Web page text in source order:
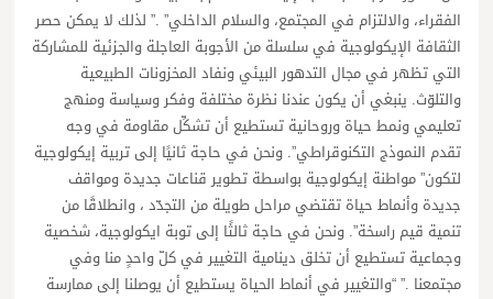
الفقراء، والالتزام في المجتمع، والسلام الداخلي” .” لذلك لا يمكن حصر
الثقافة الإيكولوجية في سلسلة من الأجوبة العاجلة والجزئية للمشاركة
التي تظهر في مجال التدهور البيئي ونفاد المخزونات الطبيعية
والتلوّث. ينبغي أن يكون عندنا نظرة مختلفة وفكر وسياسة ومنهج
تعليمي ونمط حياة وروحانية تستطيع أن تشكِّل مقاومة في وجه
تقدم النموذج التكنوقراطي”. ونحن في حاجة ثانيًا إلى تربية إيكولوجية
لتكون” مواطنة إيكولوجية بواسطة تطوير قناعات جديدة ومواقف
جديدة وأنماط حياة تقتضي مراحل طويلة من التجدّد ، وانطلاقًا من
تنمية قيم راسخة”. ونحن في حاجة ثالثًا إلى توبة ايكولوجية، شخصية
وجماعية تستطيع أن تخلق دينامية التغيير في كلّ واحدٍ منا وفي
مجتمعنا .” “والتغيير في أنماط الحياة يستطيع أن يوصلنا إلى ممارسة